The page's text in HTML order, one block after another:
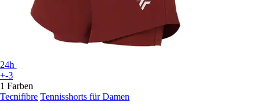
24h
+-3
1 Farben
Tecnifibre Tennisshorts für Damen